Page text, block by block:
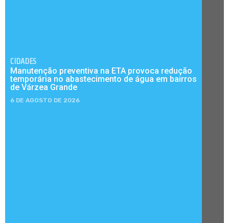
CIDADES
Manutenção preventiva na ETA provoca redução
temporária no abastecimento de água em bairros
de Várzea Grande
6 DE AGOSTO DE 2026